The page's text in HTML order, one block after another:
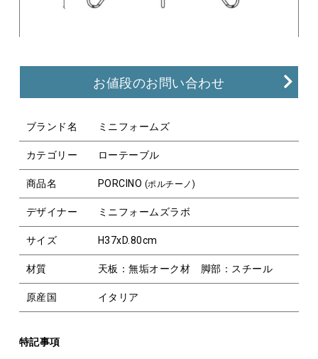
お値段のお問い合わせ
ブランド名 ミニフォームズ
カテゴリー ローテーブル
商品名 PORCINO (ポルチーノ)
デザイナー ミニフォームズラボ
サイズ H37xD.80cm
材質 天板：無垢オーク材 脚部：スチール
原産国 イタリア
特記事項